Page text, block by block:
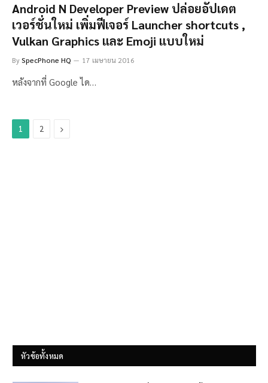
Android N Developer Preview ปล่อยอัปเดต
เวอร์ชั่นใหม่ เพิ่มฟีเจอร์ Launcher shortcuts ,
Vulkan Graphics และ Emoji แบบใหม่
BySpecPhone HQ 17 เมษายน 2016
หลังจากที่ Google ได…
1 2 Next
หัวข้อทั้งหมด